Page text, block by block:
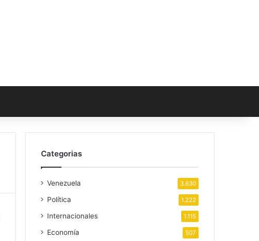
Categorias
Venezuela 3.630
Política 1.222
Internacionales 1.115
Economía 507